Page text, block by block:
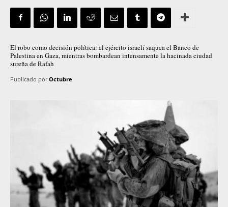
El robo como decisión política: el ejército israelí saquea el Banco de
Palestina en Gaza, mientras bombardean intensamente la hacinada ciudad
sureña de Rafah
Publicado por Octubre